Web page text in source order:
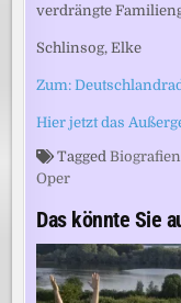
verdrängte
Schlinsog, Elke
Zum:
Hier jetzt das
Tagged Biografien
Oper
Das könnte Sie